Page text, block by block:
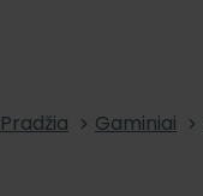
Pradžia Gaminiai